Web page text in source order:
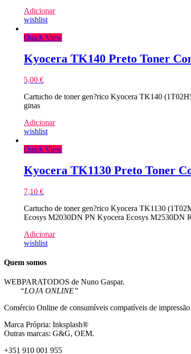
Preto
Toner
Adicionar
wishlist
Quick View
Kyocera TK140 Preto Toner
5,00 €
Cartucho de toner gen?rico Kyocera TK140
ginas
Adicionar
wishlist
Quick View
Kyocera TK1130 Preto Toner
7,10 €
Cartucho de toner gen?rico Kyocera TK1130
Ecosys M2030DN PN Kyocera Ecosys M2530DN
Adicionar
wishlist
Quem somos
WEBPARATODOS de Nuno Gaspar.
“LOJA ONLINE”
Comércio Online de consumíveis compatíveis de impressão
Marca Própria: Inksplash®
Outras marcas: G&G, OEM.
+351 910 001 955